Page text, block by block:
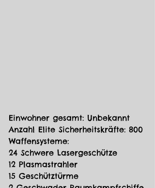
Einwohner gesamt: Unbekannt
Anzahl Elite Sicherheitskräfte: 800
Waffensysteme:
24 Schwere Lasergeschütze
12 Plasmastrahler
15 Geschütztürme